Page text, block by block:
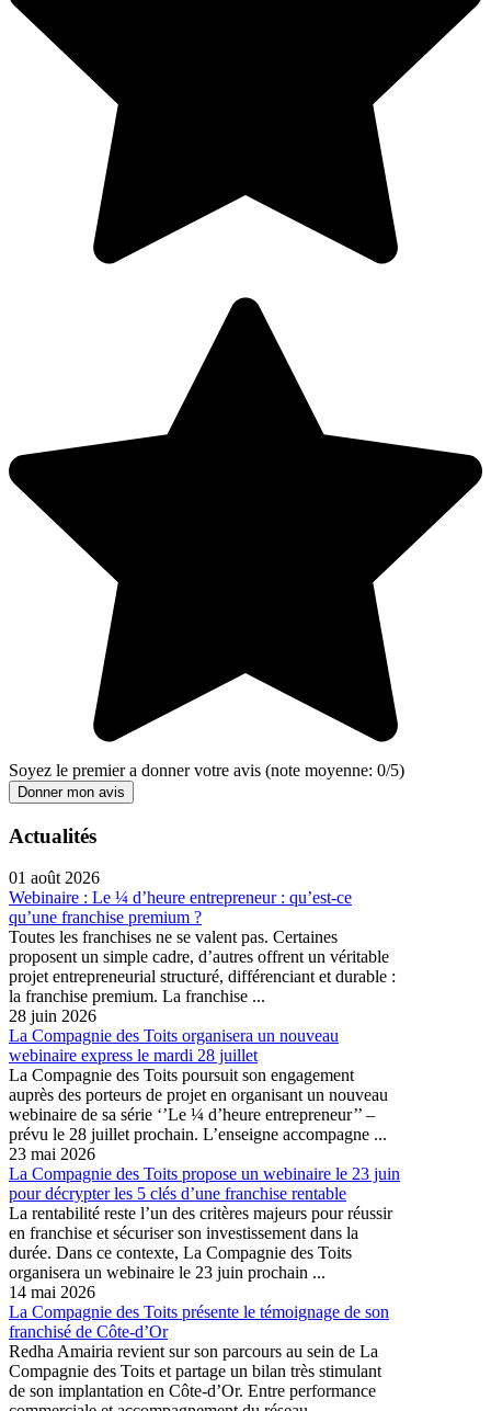
Soyez le premier a donner votre avis (note moyenne: 0/5)
Donner mon avis
Actualités
01 août 2026
Webinaire : Le ¼ d’heure entrepreneur : qu’est-ce
qu’une franchise premium ?
Toutes les franchises ne se valent pas. Certaines
proposent un simple cadre, d’autres offrent un véritable
projet entrepreneurial structuré, différenciant et durable :
la franchise premium. La franchise ...
28 juin 2026
La Compagnie des Toits organisera un nouveau
webinaire express le mardi 28 juillet
La Compagnie des Toits poursuit son engagement
auprès des porteurs de projet en organisant un nouveau
webinaire de sa série ‘’Le ¼ d’heure entrepreneur’’ –
prévu le 28 juillet prochain. L’enseigne accompagne ...
23 mai 2026
La Compagnie des Toits propose un webinaire le 23 juin
pour décrypter les 5 clés d’une franchise rentable
La rentabilité reste l’un des critères majeurs pour réussir
en franchise et sécuriser son investissement dans la
durée. Dans ce contexte, La Compagnie des Toits
organisera un webinaire le 23 juin prochain ...
14 mai 2026
La Compagnie des Toits présente le témoignage de son
franchisé de Côte-d’Or
Redha Amairia revient sur son parcours au sein de La
Compagnie des Toits et partage un bilan très stimulant
de son implantation en Côte-d’Or. Entre performance